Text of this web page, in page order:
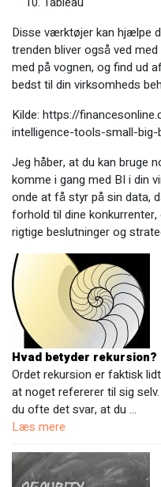
Disse værktøjer kan hjælpe
trenden bliver også ved
med på vognen, og find ud
bedst til din virksomheds
Kilde: https://
intelligence-tools-small-
Jeg håber, at du kan bruge
komme i gang med BI i din
onde at få styr på sin data,
forhold til dine
rigtige beslutninger og
Hvad betyder rekursion?
Ordet rekursion er faktisk
at noget refererer til sig
du ofte det svar, at du …
Læs mere